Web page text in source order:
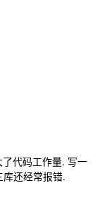
代码工作量. 写一
还经常报错.